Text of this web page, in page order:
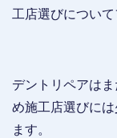
工店選びについて
デントリペアは
め施工店選びに
ます。